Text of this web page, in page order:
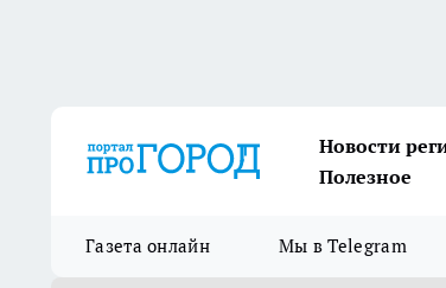
Новости
Полезное
Газета онлайн Мы в Telegram